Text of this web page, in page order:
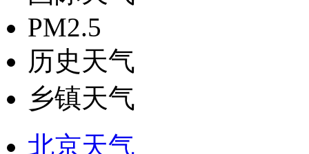
PM2.5
历史天气
乡镇天气
北京天气